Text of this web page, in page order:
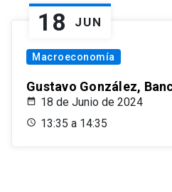
18 JUN
Macroeconomía
Gustavo González,
18 de Junio de 2024
13:35 a 14:35